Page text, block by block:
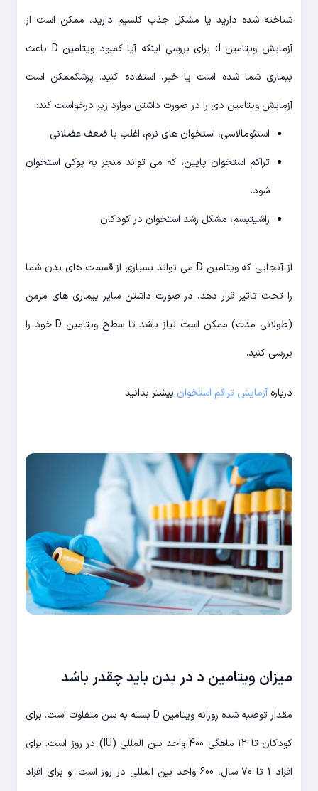
شناخته شده دارید یا مشکل جذب کلسیم دارید، ممکن است از
آزمایش ویتامین d برای بررسی اینکه آیا کمبود ویتامین D باعث
بیماری شما شده است یا خیر، استفاده کنید. پزشکممکن است
آزمایش ویتامین دی را در صورت داشتن موارد زیر درخواست کند:
استئومالاسی، استخوان های نرم، اغلب با ضعف عضلانی
تراکم استخوان پایین، که می تواند منجر به پوکی استخوان
شود.
راشیتیسم، مشکل رشد استخوان در کودکان
از آنجایی که ویتامین D می تواند بسیاری از قسمت های بدن شما
را تحت تاثیر قرار دهد، در صورت داشتن سایر بیماری های مزمن
(طولانی مدت) ممکن است نیاز باشد تا سطح ویتامین D خود را
بررسی کنید.
درباره آزمایش تراکم استخوان بیشتر بدانید
میزان ویتامین د در بدن باید چقدر باشد
مقدار توصیه شده روزانه ویتامین D بسته به سن متفاوت است. برای
کودکان تا 12 ماهگی 400 واحد بین المللی (IU) در روز است. برای
افراد 1 تا 70 سال، 600 واحد بین المللی در روز است. و برای افراد